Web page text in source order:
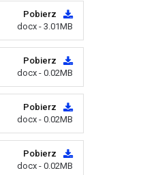
Pobierz
docx - 3.01MB
Pobierz
docx - 0.02MB
Pobierz
docx - 0.02MB
Pobierz
docx - 0.02MB